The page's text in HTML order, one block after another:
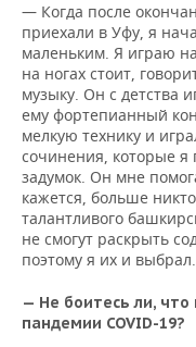
— Когда после
приехали в Уфу, я
маленьким. Я играю
на ногах стоит,
музыку. Он с детства
ему фортепианный
мелкую технику и
сочинения, которые я
задумок. Он мне
кажется, больше
талантливого
не смогут раскрыть
поэтому я их и выбрал.
— Не боитесь ли,
пандемии COVID-19?